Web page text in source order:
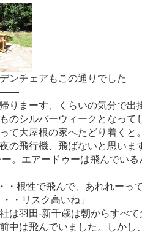
ンチェアもこの通りでした
りまーす、くらいの気分で出
のシルバーウィークとなって
て大屋根の家へたどり着くと
の飛行機、飛ばないと思いま
ー。エアードゥーは飛んでい
・根性で飛んで、あれれーっ
・リスク高いね」
は羽田-新千歳は朝からすべ
中は飛んでいました。しかし